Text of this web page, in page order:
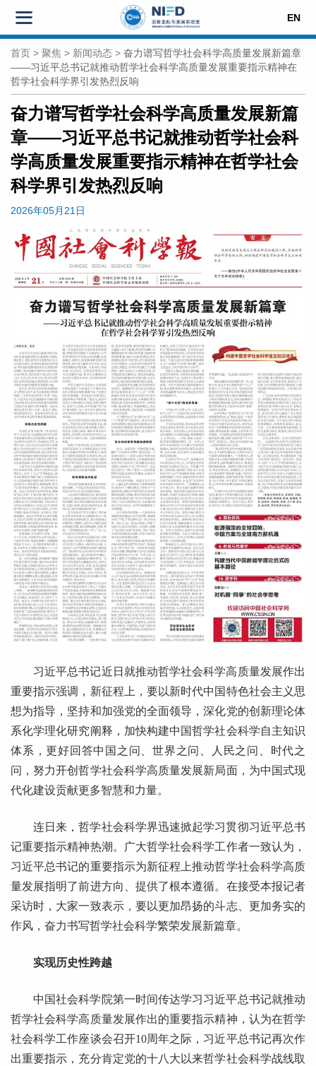
EN
首页 > 聚焦 > 新闻动态 > 奋力谱写哲学社会科学高质量发展新篇章
——习近平总书记就推动哲学社会科学高质量发展重要指示精神在
哲学社会科学界引发热烈反响
奋力谱写哲学社会科学高质量发展新篇
章——习近平总书记就推动哲学社会科
学高质量发展重要指示精神在哲学社会
科学界引发热烈反响
2026年05月21日
习近平总书记近日就推动哲学社会科学高质量发展作出
重要指示强调，新征程上，要以新时代中国特色社会主义思
想为指导，坚持和加强党的全面领导，深化党的创新理论体
系化学理化研究阐释，加快构建中国哲学社会科学自主知识
体系，更好回答中国之问、世界之问、人民之问、时代之
问，努力开创哲学社会科学高质量发展新局面，为中国式现
代化建设贡献更多智慧和力量。
连日来，哲学社会科学界迅速掀起学习贯彻习近平总书
记重要指示精神热潮。广大哲学社会科学工作者一致认为，
习近平总书记的重要指示为新征程上推动哲学社会科学高质
量发展指明了前进方向、提供了根本遵循。在接受本报记者
采访时，大家一致表示，要以更加昂扬的斗志、更加务实的
作风，奋力书写哲学社会科学繁荣发展新篇章。
实现历史性跨越
中国社会科学院第一时间传达学习习近平总书记就推动
哲学社会科学高质量发展作出的重要指示精神，认为在哲学
社会科学工作座谈会召开10周年之际，习近平总书记再次作
出重要指示，充分肯定党的十八大以来哲学社会科学战线取